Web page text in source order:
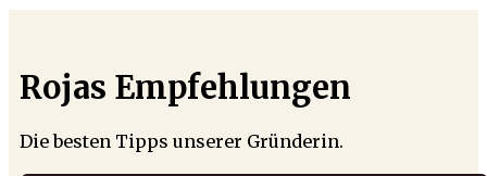
Rojas Empfehlungen
Die besten Tipps unserer Gründerin.